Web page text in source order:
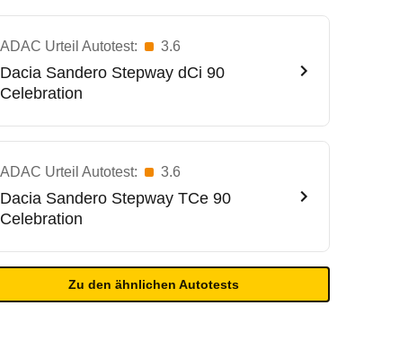
ADAC Urteil Autotest: 3.6
Dacia Sandero Stepway dCi 90
Celebration
ADAC Urteil Autotest: 3.6
Dacia Sandero Stepway TCe 90
Celebration
Zu den ähnlichen Autotests